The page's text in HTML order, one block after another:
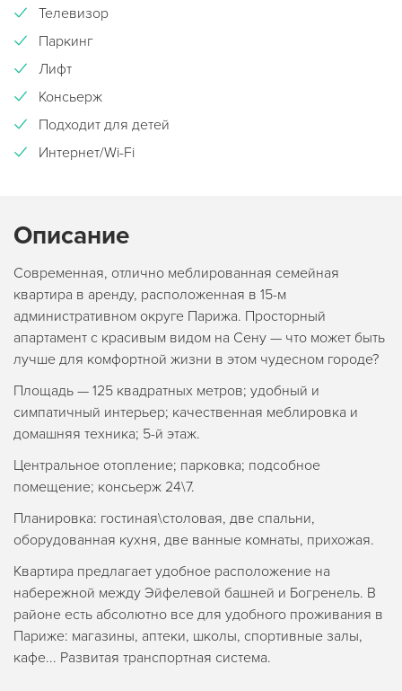
Телевизор
Паркинг
Лифт
Консьерж
Подходит для детей
Интернет/Wi-Fi
Описание
Современная, отлично меблированная семейная
квартира в аренду, расположенная в 15-м
административном округе Парижа. Просторный
апартамент с красивым видом на Сену — что может быть
лучше для комфортной жизни в этом чудесном городе?
Площадь — 125 квадратных метров; удобный и
симпатичный интерьер; качественная меблировка и
домашняя техника; 5-й этаж.
Центральное отопление; парковка; подсобное
помещение; консьерж 24\7.
Планировка: гостиная\столовая, две спальни,
оборудованная кухня, две ванные комнаты, прихожая.
Квартира предлагает удобное расположение на
набережной между Эйфелевой башней и Богренель. В
районе есть абсолютно все для удобного проживания в
Париже: магазины, аптеки, школы, спортивные залы,
кафе... Развитая транспортная система.